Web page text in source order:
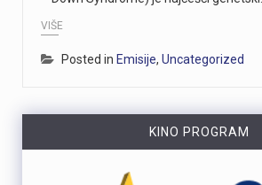
VIŠE
Posted in Emisije, Uncategorized
KINO PROGRAM